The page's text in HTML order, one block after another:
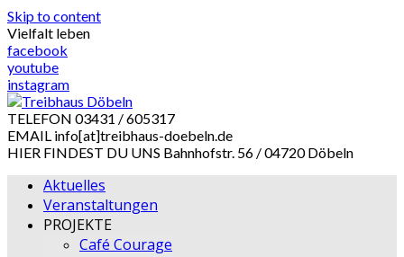
Skip to content
Vielfalt leben
facebook
youtube
instagram
TELEFON 03431 / 605317
EMAIL info[at]treibhaus-doebeln.de
HIER FINDEST DU UNS Bahnhofstr. 56 / 04720 Döbeln
Aktuelles
Veranstaltungen
PROJEKTE
Café Courage